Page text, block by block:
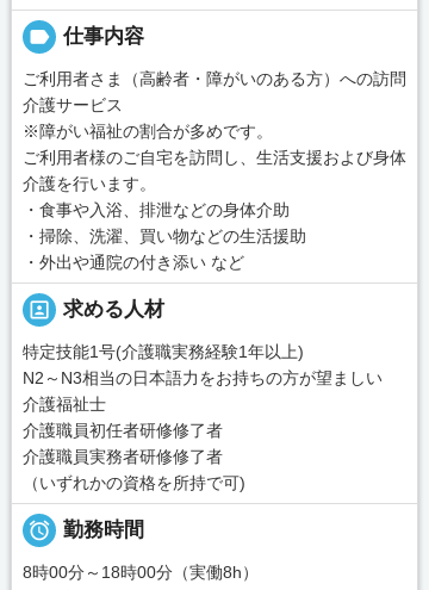
label 仕事内容
ご利用者さま（高齢者・障がいのある方）への訪問
介護サービス
※障がい福祉の割合が多めです。
ご利用者様のご自宅を訪問し、生活支援および身体
介護を行います。
・食事や入浴、排泄などの身体介助
・掃除、洗濯、買い物などの生活援助
・外出や通院の付き添い など
portrait 求める人材
特定技能1号(介護職実務経験1年以上)
N2～N3相当の日本語力をお持ちの方が望ましい
介護福祉士
介護職員初任者研修修了者
介護職員実務者研修修了者
（いずれかの資格を所持で可)
 勤務時間
8時00分～18時00分（実働8h）